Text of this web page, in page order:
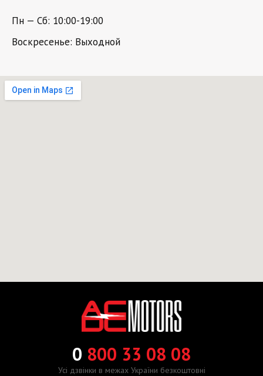
Пн — Сб: 10:00-19:00
Воскресенье: Выходной
0 800 33 08 08
Усі дзвінки в межах України безкоштовні